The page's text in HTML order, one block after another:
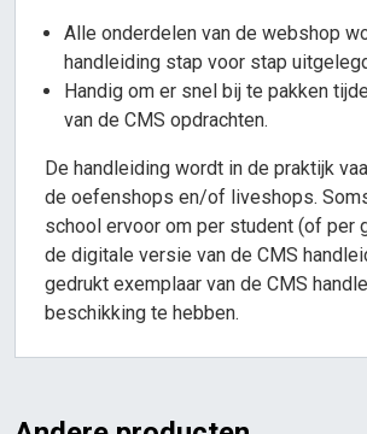
Alle onderdelen van de webshop
handleiding stap voor stap
Handig om er snel bij te pakken
van de CMS opdrachten.
De handleiding wordt in de praktijk
de oefenshops en/of liveshops.
school ervoor om per student (of per
de digitale versie van de CMS
gedrukt exemplaar van de CMS
beschikking te hebben.